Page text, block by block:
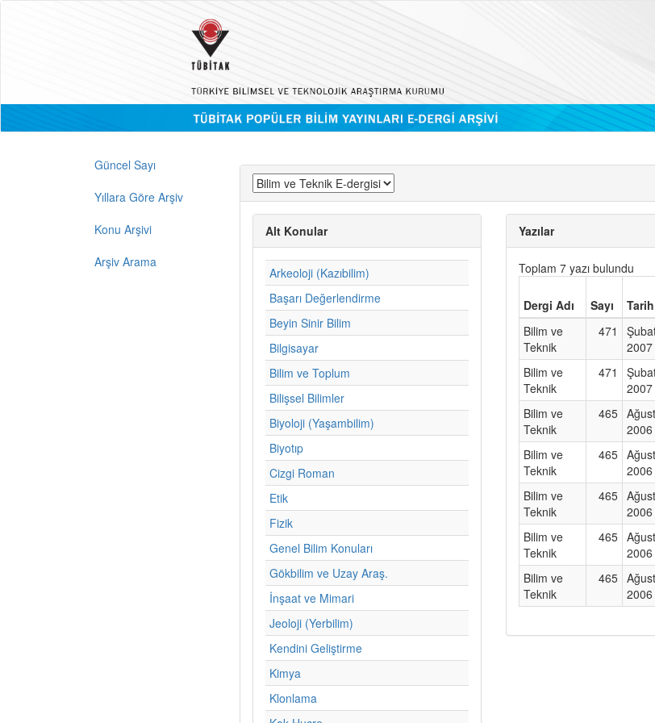
Güncel Sayı
Yıllara Göre Arşiv
Konu Arşivi
Arşiv Arama
Alt Konular
Arkeoloji (Kazıbilim)
Başarı Değerlendirme
Beyin Sinir Bilim
Bilgisayar
Bilim ve Toplum
Bilişsel Bilimler
Biyoloji (Yaşambilim)
Biyotıp
Cizgi Roman
Etik
Fizik
Genel Bilim Konuları
Gökbilim ve Uzay Araş.
İnşaat ve Mimari
Jeoloji (Yerbilim)
Kendini Geliştirme
Kimya
Klonlama
Yazılar
Toplam 7 yazı bulundu
Dergi Adı Sayı Tarih
Bilim ve
Teknik
471
2007
Bilim ve
Teknik
471
2007
Bilim ve
Teknik
465
2006
Bilim ve
Teknik
465
2006
Bilim ve
Teknik
465
2006
Bilim ve
Teknik
465
2006
Bilim ve
Teknik
465
2006